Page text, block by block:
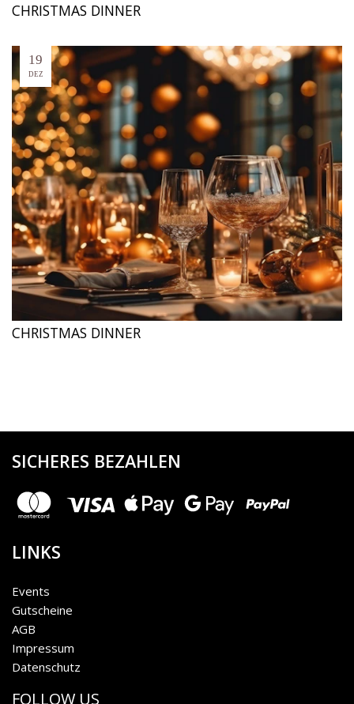
CHRISTMAS DINNER
19
DEZ
CHRISTMAS DINNER
SICHERES BEZAHLEN
LINKS
Events
Gutscheine
AGB
Impressum
Datenschutz
FOLLOW US